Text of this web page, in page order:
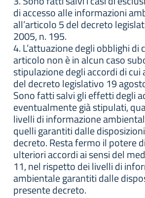
di accesso alle informazioni
all’articolo 5 del decreto
2005, n. 195.
4. L’attuazione degli obblighi di
articolo non è in alcun caso
stipulazione degli accordi di cui
del decreto legislativo 19
Sono fatti salvi gli effetti degli
eventualmente già stipulati,
livelli di informazione
quelli garantiti dalle
decreto. Resta fermo il potere
ulteriori accordi ai sensi del
11, nel rispetto dei livelli di
ambientale garantiti dalle
presente decreto.